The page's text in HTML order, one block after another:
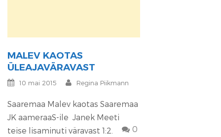
MALEV KAOTAS
ÜLEAJAVÄRAVAST
10 mai 2015 Regina Piikmann
Saaremaa Malev kaotas Saaremaa
JK aameraaS-ile Janek Meeti
teise lisaminuti väravast 1:2.
0